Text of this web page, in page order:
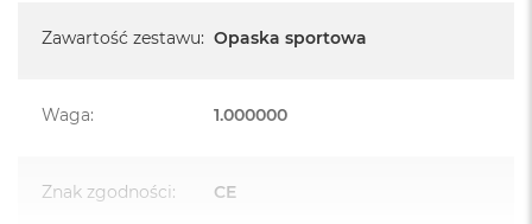
Zawartość zestawu: Opaska sportowa
Waga: 1.000000
Znak zgodności: CE